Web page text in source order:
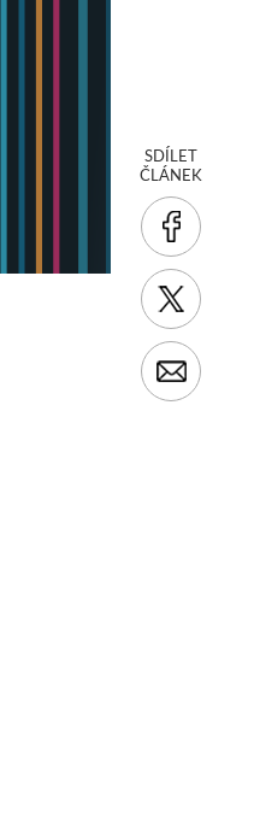
SDÍLET
ČLÁNEK